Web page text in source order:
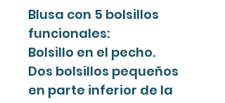
Blusa con 5 bolsillos
funcionales:
Bolsillo en el pecho.
Dos bolsillos pequeños
en parte inferior de la